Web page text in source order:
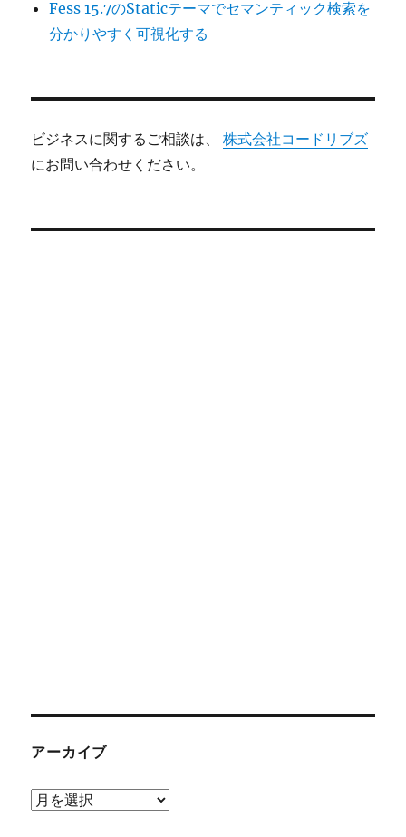
Fess 15.7のStaticテーマでセマンティック検索を
分かりやすく可視化する
ビジネスに関するご相談は、株式会社コードリブズ
にお問い合わせください。
アーカイブ
ア